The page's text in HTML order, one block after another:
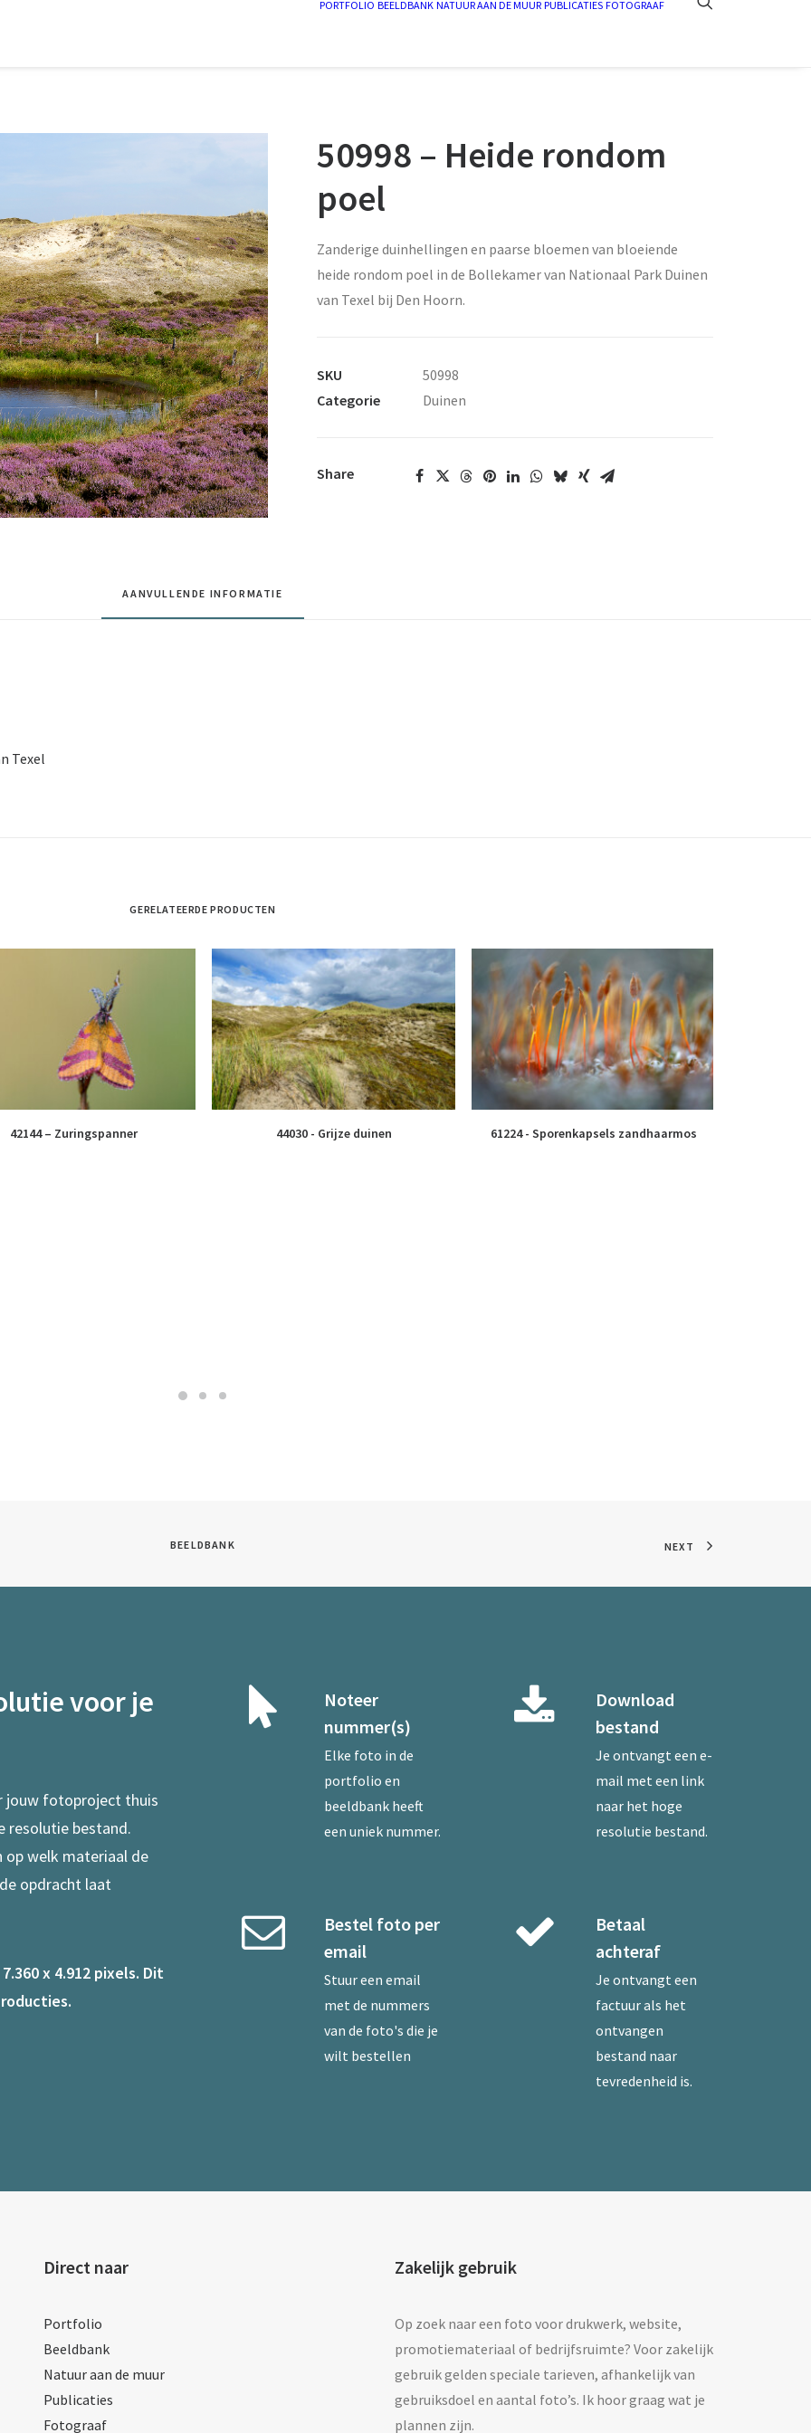
PORTFOLIO BEELDBANK NATUUR AAN DE MUUR PUBLICATIES FOTOGRAAF
50998 – Heide rondom
poel
Zanderige duinhellingen en paarse bloemen van bloeiende
heide rondom poel in de Bollekamer van Nationaal Park Duinen
van Texel bij Den Hoorn.
SKU
50998
Categorie
Duinen
Share
AANVULLENDE INFORMATIE
Texel
GERELATEERDE PRODUCTEN
42144 – Zuringspanner 44030 - Grijze duinen 61224 - Sporenkapsels zandhaarmos
BEELDBANK NEXT
voor je
jouw fotoproject thuis
resolutie bestand.
op welk materiaal de
opdracht laat
x 4.912 pixels. Dit
Noteer
nummer(s)
Elke foto in de
portfolio en
beeldbank heeft
een uniek nummer.
Bestel foto per
email
Stuur een email
met de nummers
van de foto's die je
wilt bestellen
Download
bestand
Je ontvangt een e-
mail met een link
naar het hoge
resolutie bestand.
Betaal
achteraf
Je ontvangt een
factuur als het
ontvangen
bestand naar
tevredenheid is.
Direct naar
Portfolio
Beeldbank
Natuur aan de muur
Publicaties
Fotograaf
Zakelijk gebruik
Op zoek naar een foto voor drukwerk, website,
promotiemateriaal of bedrijfsruimte? Voor zakelijk
gebruik gelden speciale tarieven, afhankelijk van
gebruiksdoel en aantal foto’s. Ik hoor graag wat je
plannen zijn.